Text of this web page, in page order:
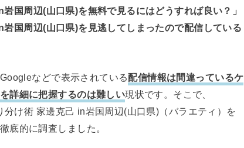
国周辺(山口県)を無料で見るにはどうすれば良い？」
国周辺(山口県)を見逃してしまったので配信している
などで表示されている配信情報は間違っているケ
詳細に把握するのは難しい現状です。そこで、
け術 家邊克己 in岩国周辺(山口県)（バラエティ）を
底的に調査しました。